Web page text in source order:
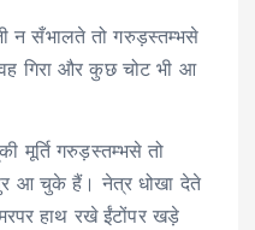
न सँभालते तो गरुड़स्तम्भसे
गिरा और कुछ चोट भी आ
मूर्ति गरुड़स्तम्भसे तो
आ चुके हैं। नेत्र धोखा देते
हाथ रखे ईंटोंपर खड़े